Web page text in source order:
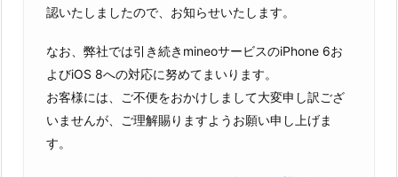
認いたしましたので、お知らせいたします。
なお、弊社では引き続きmineoサービスのiPhone 6お
よびiOS 8への対応に努めてまいります。
お客様には、ご不便をおかけしまして大変申し訳ござ
いませんが、ご理解賜りますようお願い申し上げま
す。